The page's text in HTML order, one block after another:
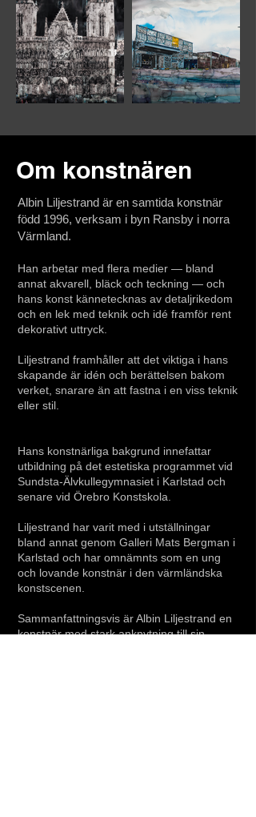
Om konstnären
Albin Liljestrand är en samtida konstnär
född 1996, verksam i byn Ransby i norra
Värmland.
Han arbetar med flera medier — bland
annat akvarell, bläck och teckning — och
hans konst kännetecknas av detaljrikedom
och en lek med teknik och idé framför rent
dekorativt uttryck.
Liljestrand framhåller att det viktiga i hans
skapande är idén och berättelsen bakom
verket, snarare än att fastna i en viss teknik
eller stil.
Hans konstnärliga bakgrund innefattar
utbildning på det estetiska programmet vid
Sundsta‑Älvkullegymnasiet i Karlstad och
senare vid Örebro Konstskola.
Liljestrand har varit med i utställningar
bland annat genom Galleri Mats Bergman i
Karlstad och har omnämnts som en ung
och lovande konstnär i den värmländska
konstscenen.
Sammanfattningsvis är Albin Liljestrand en
konstnär med stark anknytning till sin